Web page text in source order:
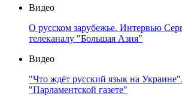
Видео
О русском зарубежье. Интервью
телеканалу "Большая Азия"
Видео
"Что ждёт русский язык на
"Парламентской газете"